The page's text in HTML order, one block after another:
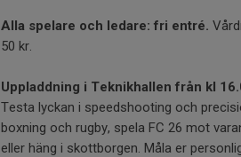
Alla spelare och ledare: fri entré.
50 kr.
Uppladdning i Teknikhallen från kl
Testa lyckan i speedshooting och
boxning och rugby, spela FC 26 mot
eller häng i skottborgen. Måla er